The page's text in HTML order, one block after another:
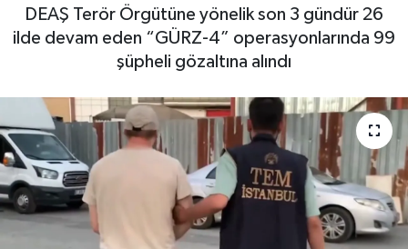
DEAŞ Terör Örgütüne yönelik son 3 gündür 26
ilde devam eden “GÜRZ-4” operasyonlarında 99
şüpheli gözaltına alındı
Gündem
Otomobil
Sağlık
Teknoloji
Yaşam
Haber Arşivi